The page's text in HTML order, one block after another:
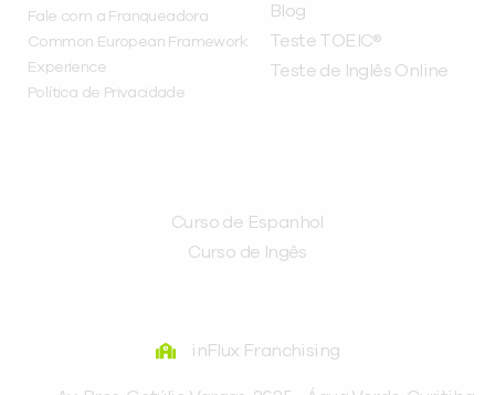
Fale com a Franqueadora
Common European Framework
Experience
Política de Privacidade
Blog
Teste TOEIC®
Teste de Inglês Online
Curso de Espanhol
Curso de Ingês
inFlux Franchising